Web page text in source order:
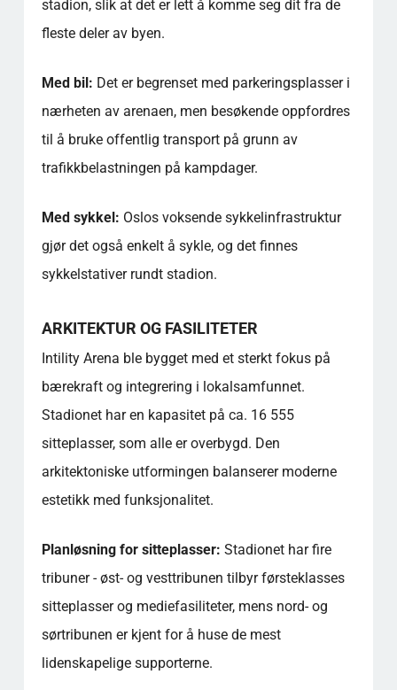
stadion, slik at det er lett å komme seg dit fra de
fleste deler av byen.
Med bil: Det er begrenset med parkeringsplasser i
nærheten av arenaen, men besøkende oppfordres
til å bruke offentlig transport på grunn av
trafikkbelastningen på kampdager.
Med sykkel: Oslos voksende sykkelinfrastruktur
gjør det også enkelt å sykle, og det finnes
sykkelstativer rundt stadion.
ARKITEKTUR OG FASILITETER
Intility Arena ble bygget med et sterkt fokus på
bærekraft og integrering i lokalsamfunnet.
Stadionet har en kapasitet på ca. 16 555
sitteplasser, som alle er overbygd. Den
arkitektoniske utformingen balanserer moderne
estetikk med funksjonalitet.
Planløsning for sitteplasser: Stadionet har fire
tribuner - øst- og vesttribunen tilbyr førsteklasses
sitteplasser og mediefasiliteter, mens nord- og
sørtribunen er kjent for å huse de mest
lidenskapelige supporterne.